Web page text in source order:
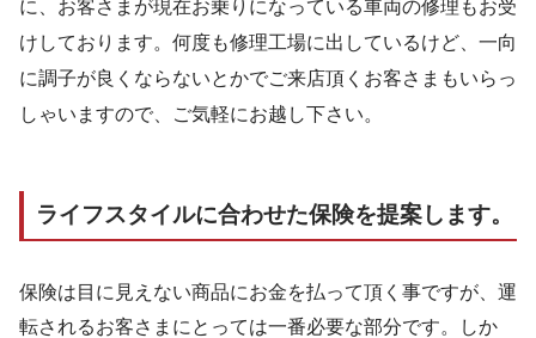
に、お客さまが現在お乗りになっている車両の修理もお受
けしております。何度も修理工場に出しているけど、一向
に調子が良くならないとかでご来店頂くお客さまもいらっ
しゃいますので、ご気軽にお越し下さい。
ライフスタイルに合わせた保険を提案します。
保険は目に見えない商品にお金を払って頂く事ですが、運
転されるお客さまにとっては一番必要な部分です。しか